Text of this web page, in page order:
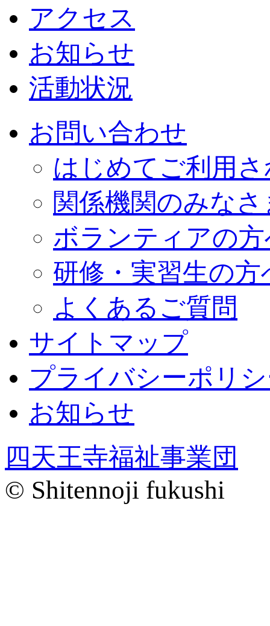
アクセス
お知らせ
活動状況
お問い合わせ
はじめてご利用
関係機関のみな
ボランティアの
研修・実習生の方
よくあるご質問
サイトマップ
プライバシーポリ
お知らせ
四天王寺福祉事業団
© Shitennoji fukushi